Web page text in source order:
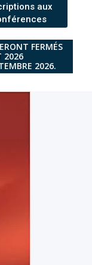
aux
FERMÉS
2026
2026.